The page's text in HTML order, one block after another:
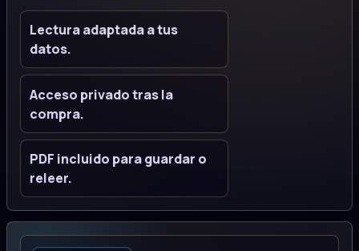
Lectura adaptada a tus
datos.
Acceso privado tras la
compra.
PDF incluido para guardar o
releer.